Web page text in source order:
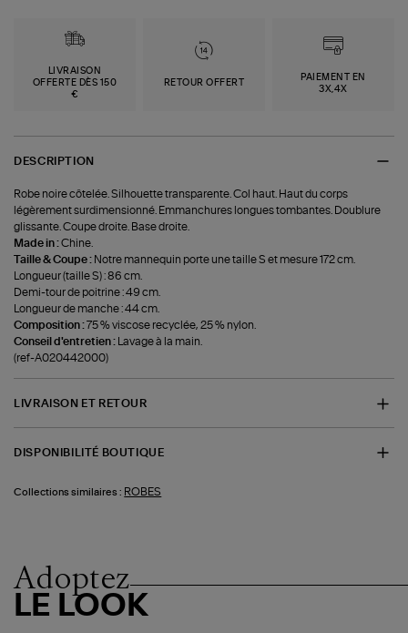
LIVRAISON
OFFERTE DÈS 150
€
RETOUR OFFERT
PAIEMENT EN
3X,4X
DESCRIPTION
Robe noire côtelée. Silhouette transparente. Col haut. Haut du corps
légèrement surdimensionné. Emmanchures longues tombantes. Doublure
glissante. Coupe droite. Base droite.
Made in :Chine.
Taille & Coupe : Notre mannequin porte une taille S et mesure 172 cm.
Longueur (taille S) : 86 cm.
Demi-tour de poitrine : 49 cm.
Longueur de manche : 44 cm.
Composition : 75 % viscose recyclée, 25 % nylon.
Conseil d'entretien : Lavage à la main.
(ref-A020442000)
LIVRAISON ET RETOUR
DISPONIBILITÉ BOUTIQUE
Collections similaires : ROBES
Adoptez
LE LOOK